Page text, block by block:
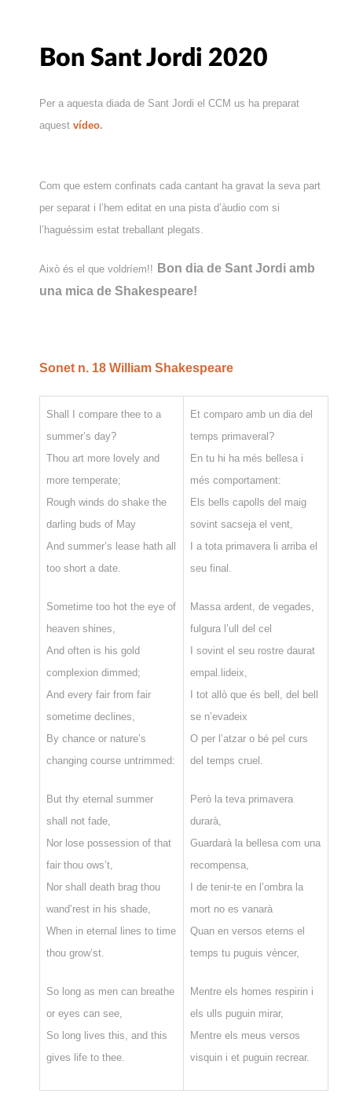
Bon Sant Jordi 2020
Per a aquesta diada de Sant Jordi el CCM us ha preparat
aquest vídeo.
Com que estem confinats cada cantant ha gravat la seva part
per separat i l’hem editat en una pista d’àudio com si
l’haguéssim estat treballant plegats.
Això és el que voldríem!! Bon dia de Sant Jordi amb
una mica de Shakespeare!
Sonet n. 18 William Shakespeare
Shall I compare thee to a
summer’s day?
Thou art more lovely and
more temperate;
Rough winds do shake the
darling buds of May
And summer’s lease hath all
too short a date.
Sometime too hot the eye of
heaven shines,
And often is his gold
complexion dimmed;
And every fair from fair
sometime declines,
By chance or nature’s
changing course untrimmed:
But thy eternal summer
shall not fade,
Nor lose possession of that
fair thou ows’t,
Nor shall death brag thou
wand’rest in his shade,
When in eternal lines to time
thou grow’st.
So long as men can breathe
or eyes can see,
So long lives this, and this
gives life to thee.
Et comparo amb un dia del
temps primaveral?
En tu hi ha més bellesa i
més comportament:
Els bells capolls del maig
sovint sacseja el vent,
I a tota primavera li arriba el
seu final.
Massa ardent, de vegades,
fulgura l’ull del cel
I sovint el seu rostre daurat
empal.lideix,
I tot allò que és bell, del bell
se n’evadeix
O per l’atzar o bé pel curs
del temps cruel.
Però la teva primavera
durarà,
Guardarà la bellesa com una
recompensa,
I de tenir-te en l’ombra la
mort no es vanarà
Quan en versos eterns el
temps tu puguis vèncer,
Mentre els homes respirin i
els ulls puguin mirar,
Mentre els meus versos
visquin i et puguin recrear.